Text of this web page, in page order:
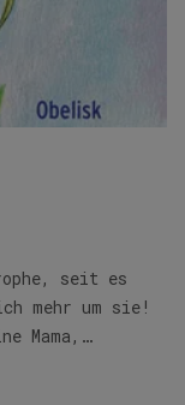
seit es
mehr um sie!
Mama,…